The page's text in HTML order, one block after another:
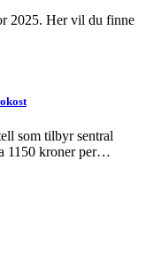
2025. Her vil du finne
som tilbyr sentral
1150 kroner per…